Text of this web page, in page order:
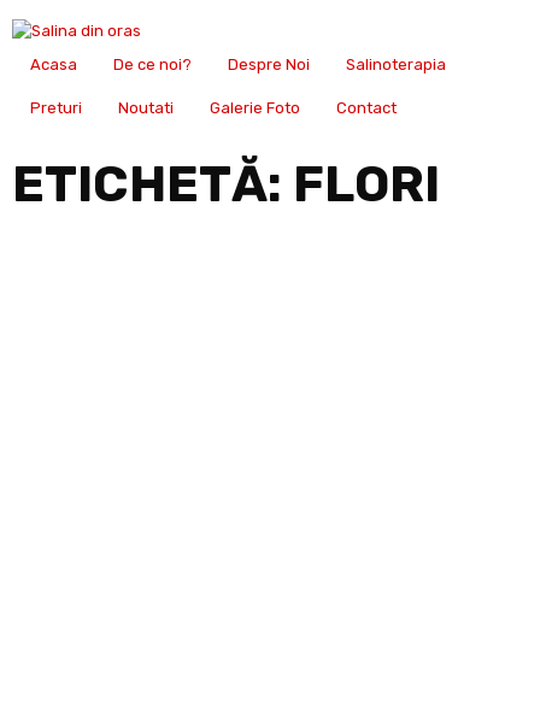
Acasa De ce noi? Despre Noi Salinoterapia
Preturi Noutati Galerie Foto Contact
ETICHETĂ: FLORI